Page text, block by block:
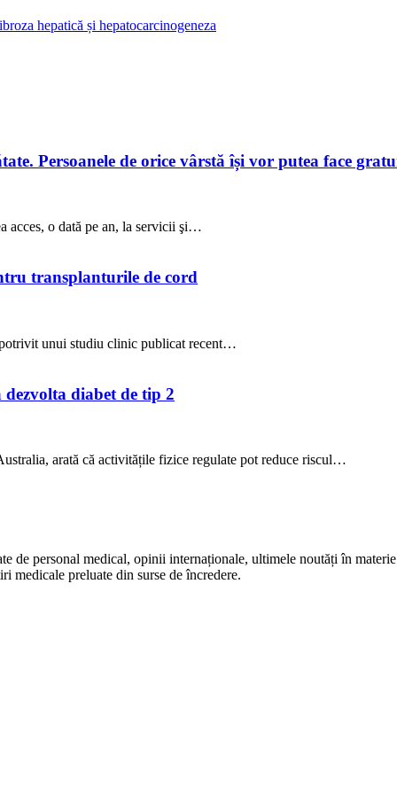
hepatică și hepatocarcinogeneza
Persoanele de orice vârstă își vor putea face
acces, o dată pe an, la servicii şi…
transplanturile de cord
unui studiu clinic publicat recent…
dezvolta diabet de tip 2
arată că activitățile fizice regulate pot reduce riscul…
de personal medical, opinii internaționale, ultimele noutăți în
medicale preluate din surse de încredere.